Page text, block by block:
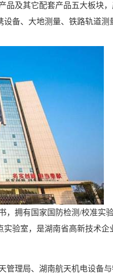
及其它配套产品五大板块，
备、大地测量、铁路轨道测
，拥有国家国防检测/校准实
验室，是湖南省高新技术企
管理局、湖南航天机电设备